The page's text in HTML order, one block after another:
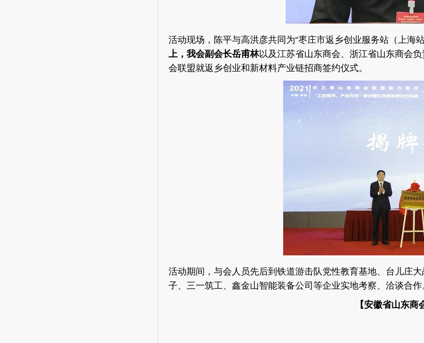
活动现场，陈平与高洪彦共同为“枣庄市返乡创业服务站（上海
上，我会副会长岳甫林以及江苏省山东商会、浙江省山东商会
会联盟就返乡创业和新材料产业链招商签约仪式。
活动期间，与会人员先后到铁道游击队党性教育基地、台儿庄
子、三一筑工、鑫金山智能装备公司等企业实地考察、洽谈合作
【安徽省山东商